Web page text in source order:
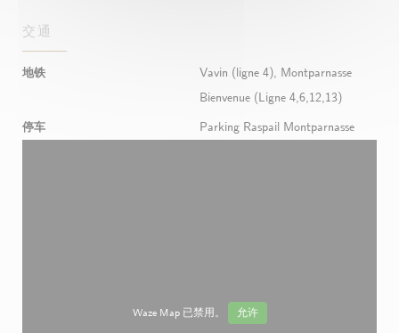
交通
地铁
Vavin (ligne 4), Montparnasse
Bienvenue (Ligne 4,6,12,13)
停车 Parking Raspail Montparnasse
Waze Map 已禁用。 允许